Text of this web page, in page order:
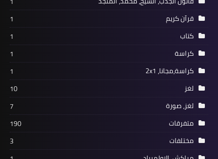
قرآن كريم
1
كتاب
1
كراسة
1
كراسة،مجانا، 2x1
1
لغز
10
لغز، صورة
7
متفرقات
190
مختلفات
3